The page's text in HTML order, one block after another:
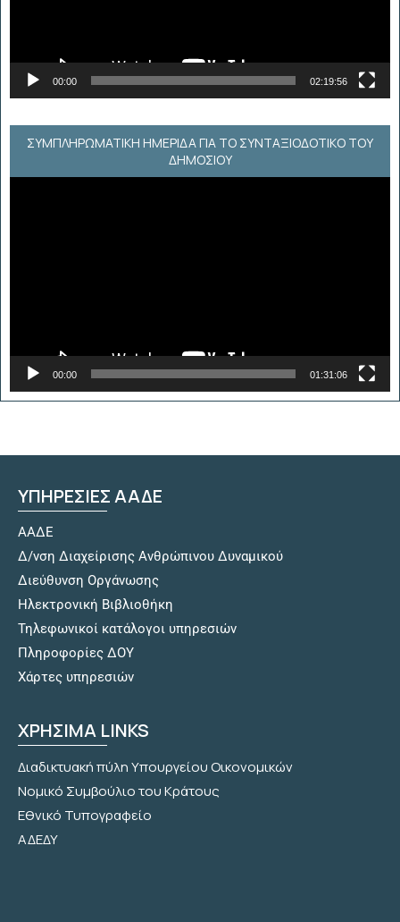
00:00 02:19:56
ΣΥΜΠΛΗΡΩΜΑΤΙΚΗ ΗΜΕΡΙΔΑ ΓΙΑ ΤΟ ΣΥΝΤΑΞΙΟΔΟΤΙΚΟ ΤΟΥ
ΔΗΜΟΣΙΟΥ
00:00 01:31:06
ΥΠΗΡΕΣΙΕΣ ΑΑΔΕ
ΑΑΔΕ
Δ/νση Διαχείρισης Ανθρώπινου Δυναμικού
Διεύθυνση Οργάνωσης
Hλεκτρονική Βιβλιοθήκη
Τηλεφωνικοί κατάλογοι υπηρεσιών
Πληροφορίες ΔΟΥ
Χάρτες υπηρεσιών
ΧΡΗΣΙΜΑ LINKS
Διαδικτυακή πύλη Υπουργείου Οικονομικών
Νομικό Συμβούλιο του Κράτους
Εθνικό Τυπογραφείο
ΑΔΕΔΥ